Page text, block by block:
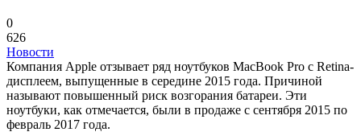
0
626
Новости
Компания Apple отзывает ряд ноутбуков MacBook Pro с Retina-
дисплеем, выпущенные в середине 2015 года. Причиной
называют повышенный риск возгорания батареи. Эти
ноутбуки, как отмечается, были в продаже с сентября 2015 по
февраль 2017 года.